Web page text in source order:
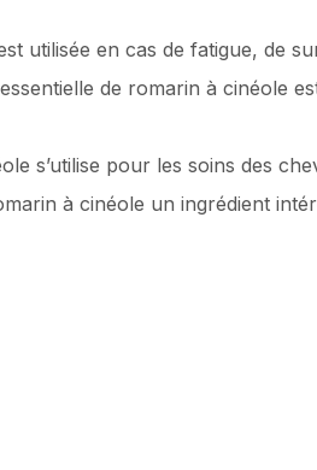
utilisée en cas de fatigue, de
de romarin à cinéole
s’utilise pour les soins des
à cinéole un ingrédient